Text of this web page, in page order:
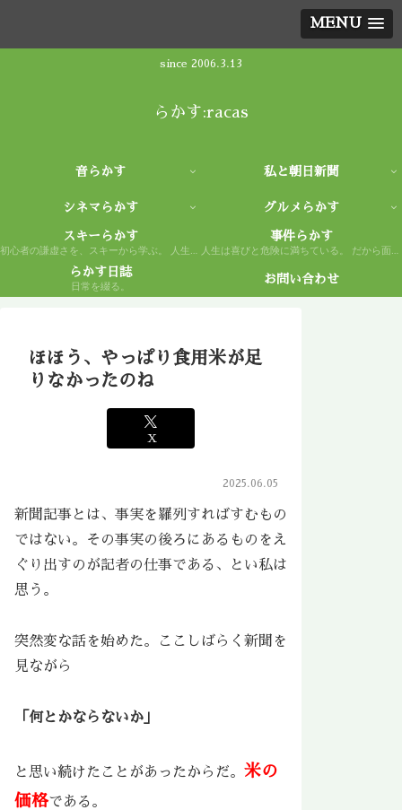
MENU
since 2006.3.13
らかす:racas
音らかす 私と朝日新聞
シネマらかす グルメらかす
スキーらかす
初心者の謙虚さを、スキーから学ぶ。 人生もまた然り。
事件らかす
人生は喜びと危険に満ちている。 だから面白い。
らかす日誌
日常を綴る。
お問い合わせ
ほほう、やっぱり食用米が足
りなかったのね
X
2025.06.05
新聞記事とは、事実を羅列すればすむもの
ではない。その事実の後ろにあるものをえ
ぐり出すのが記者の仕事である、とい私は
思う。
突然変な話を始めた。ここしばらく新聞を
見ながら
「何とかならないか」
と思い続けたことがあったからだ。 米の
価格である。